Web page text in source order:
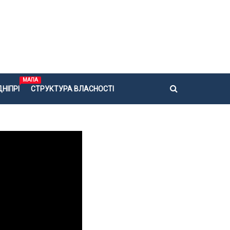
МАПА
СТРУКТУРА ВЛАСНОСТІ